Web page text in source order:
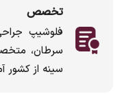
تخصص
فلوشیپ
سرطان،
سینه از کشور